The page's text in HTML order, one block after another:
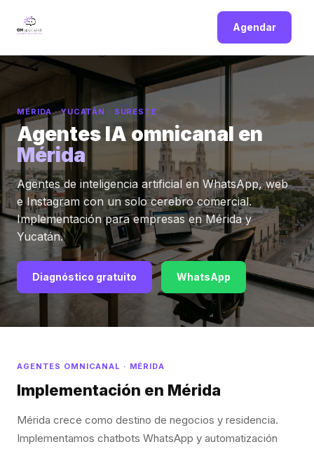
Agendar
MÉRIDA · YUCATÁN · SURESTE
Agentes IA omnicanal en
Mérida
Agentes de inteligencia artificial en WhatsApp, web
e Instagram con un solo cerebro comercial.
Implementación para empresas en Mérida y
Yucatán.
Diagnóstico gratuito WhatsApp
AGENTES OMNICANAL · MÉRIDA
Implementación en Mérida
Mérida crece como destino de negocios y residencia.
Implementamos chatbots WhatsApp y automatización